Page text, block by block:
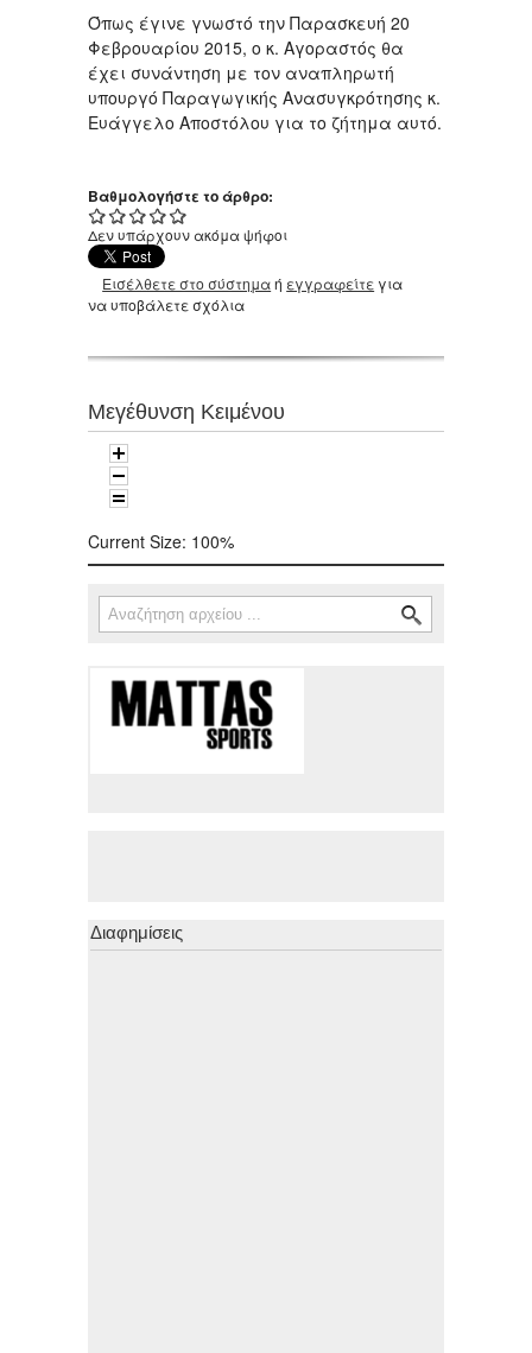
Όπως έγινε γνωστό την Παρασκευή 20
Φεβρουαρίου 2015, ο κ. Αγοραστός θα
έχει συνάντηση με τον αναπληρωτή
υπουργό Παραγωγικής Ανασυγκρότησης κ.
Ευάγγελο Αποστόλου για το ζήτημα αυτό.
Βαθμολογήστε το άρθρο:
Δεν υπάρχουν ακόμα ψήφοι
Εισέλθετε στο σύστημαή εγγραφείτε για
να υποβάλετε σχόλια
Μεγέθυνση Κειμένου
Current Size: 100%
Φόρμα αναζήτησης
Αναζήτηση
Διαφημίσεις